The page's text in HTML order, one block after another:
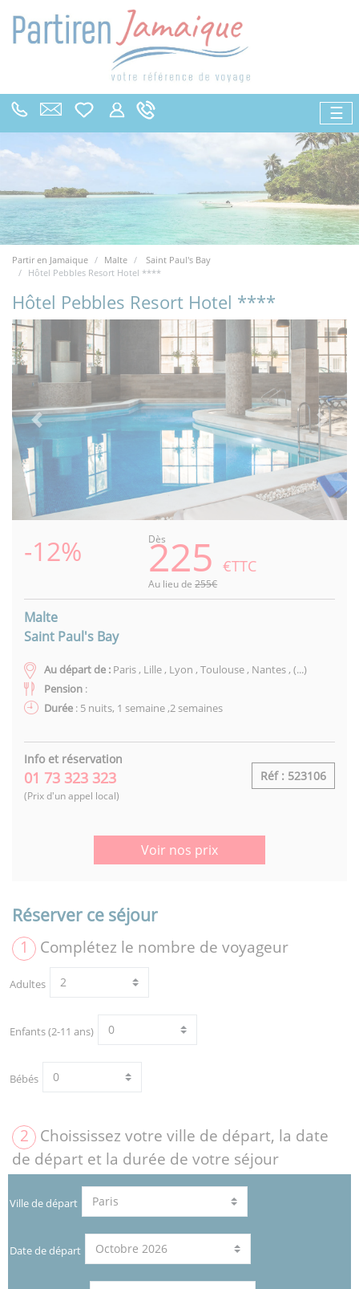
☰
Partir en Jamaique Malte
Saint Paul's Bay
Hôtel Pebbles Resort Hotel ****
Hôtel Pebbles Resort Hotel ****
Previous Next
-12% Dès
225€TTC
Au lieu de255€
Malte
Saint Paul's Bay
Au départ de : Paris , Lille , Lyon , Toulouse , Nantes , (...)
Pension :
Durée : 5 nuits, 1 semaine ,2 semaines
Info et réservation
01 73 323 323
(Prix d'un appel local)
Réf : 523106
Voir nos prix
Réserver ce séjour
1 Complétez le nombre de voyageur
Adultes
Enfants (2-11 ans)
Bébés
2 Choississez votre ville de départ, la date
de départ et la durée de votre séjour
Ville de départ
Date de départ